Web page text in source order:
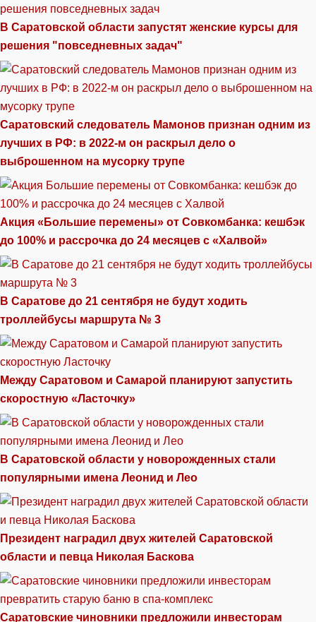
В Саратовской области запустят женские курсы для
решения "повседневных задач"
Саратовский следователь Мамонов признан одним из
лучших в РФ: в 2022-м он раскрыл дело о
выброшенном на мусорку трупе
Акция «Большие перемены» от Совкомбанка: кешбэк
до 100% и рассрочка до 24 месяцев с «Халвой»
В Саратове до 21 сентября не будут ходить
троллейбусы маршрута № 3
Между Саратовом и Самарой планируют запустить
скоростную «Ласточку»
В Саратовской области у новорожденных стали
популярными имена Леонид и Лео
Президент наградил двух жителей Саратовской
области и певца Николая Баскова
Саратовские чиновники предложили инвесторам